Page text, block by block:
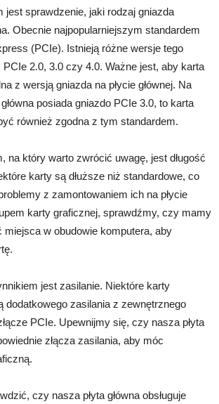
jest sprawdzenie, jaki rodzaj gniazda
Obecnie najpopularniejszym standardem
(PCIe). Istnieją różne wersje tego
2.0, 3.0 czy 4.0. Ważne jest, aby karta
z wersją gniazda na płycie głównej. Na
główna posiada gniazdo PCIe 3.0, to karta
również zgodna z tym standardem.
na który warto zwrócić uwagę, jest długość
karty są dłuższe niż standardowe, co
z zamontowaniem ich na płycie
karty graficznej, sprawdźmy, czy mamy
w obudowie komputera, aby
jest zasilanie. Niektóre karty
dodatkowego zasilania z zewnętrznego
PCIe. Upewnijmy się, czy nasza płyta
złącza zasilania, aby móc
czy nasza płyta główna obsługuje